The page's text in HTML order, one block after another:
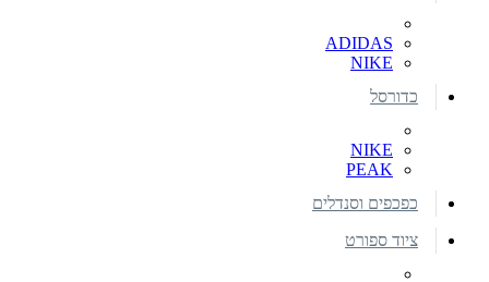
ADIDAS
NIKE
כדורסל
NIKE
PEAK
כפכפים וסנדלים
ציוד ספורט